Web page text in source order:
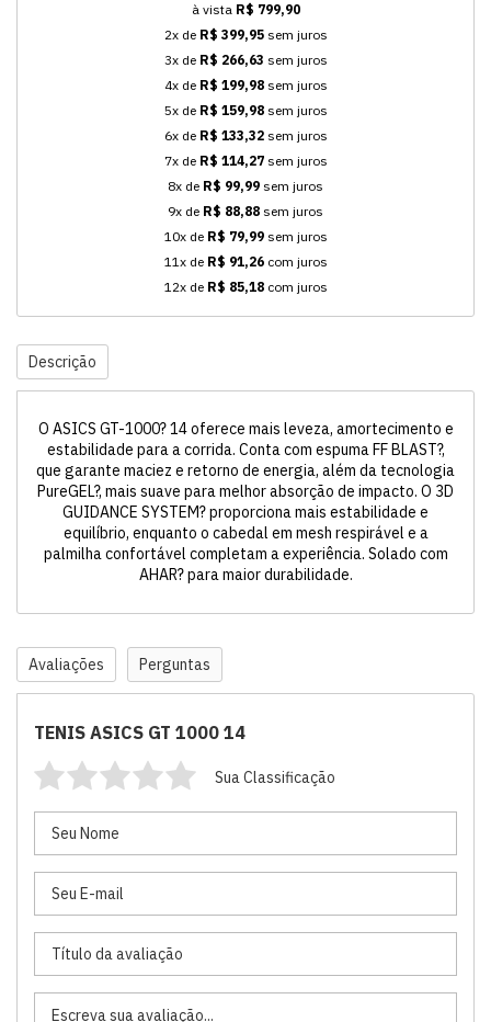
à vista R$ 799,90
2x de R$ 399,95sem juros
3x de R$ 266,63 sem juros
4x de R$ 199,98sem juros
5x de R$ 159,98sem juros
6x de R$ 133,32sem juros
7x de R$ 114,27sem juros
8x de R$ 99,99 sem juros
9x de R$ 88,88 sem juros
10x de R$ 79,99sem juros
11x de R$ 91,26com juros
12x de R$ 85,18com juros
Descrição
O ASICS GT-1000? 14 oferece mais leveza, amortecimento e
estabilidade para a corrida. Conta com espuma FF BLAST?,
que garante maciez e retorno de energia, além da tecnologia
PureGEL?, mais suave para melhor absorção de impacto. O 3D
GUIDANCE SYSTEM? proporciona mais estabilidade e
equilíbrio, enquanto o cabedal em mesh respirável e a
palmilha confortável completam a experiência. Solado com
AHAR? para maior durabilidade.
Avaliações Perguntas
TENIS ASICS GT 1000 14
Sua Classificação